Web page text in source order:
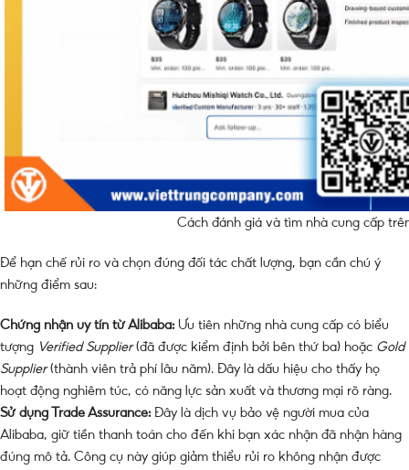
Cách đánh giá và tìm nhà cung cấp
Để hạn chế rủi ro và chọn đúng đối tác chất lượng, bạn cần chú ý
những điểm sau:
Chứng nhận uy tín từ Alibaba: Ưu tiên những nhà cung cấp có biểu
tượng Verified Supplier(đã được kiểm định bởi bên thứ ba) hoặc Gold
Supplier(thành viên trả phí lâu năm). Đây là dấu hiệu cho thấy họ
hoạt động nghiêm túc, có năng lực sản xuất và thương mại rõ ràng.
Sử dụng Trade Assurance: Đây là dịch vụ bảo vệ người mua của
Alibaba, giữ tiền thanh toán cho đến khi bạn xác nhận đã nhận hàng
đúng mô tả. Công cụ này giúp giảm thiểu rủi ro không nhận được